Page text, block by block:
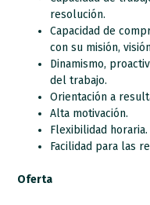
resolución.
Capacidad de
con su misión,
Dinamismo,
del trabajo.
Orientación a
Alta motivación.
Flexibilidad horaria.
Facilidad para las
Oferta